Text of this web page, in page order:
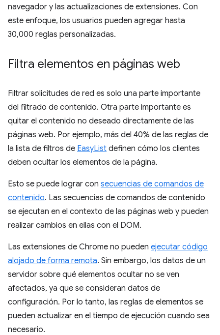
navegador y las actualizaciones de extensiones. Con
este enfoque, los usuarios pueden agregar hasta
30,000 reglas personalizadas.
Filtra elementos en páginas web
Filtrar solicitudes de red es solo una parte importante
del filtrado de contenido. Otra parte importante es
quitar el contenido no deseado directamente de las
páginas web. Por ejemplo, más del 40% de las reglas de
la lista de filtros de EasyList definen cómo los clientes
deben ocultar los elementos de la página.
Esto se puede lograr con secuencias de comandos de
contenido. Las secuencias de comandos de contenido
se ejecutan en el contexto de las páginas web y pueden
realizar cambios en ellas con el DOM.
Las extensiones de Chrome no pueden ejecutar código
alojado de forma remota. Sin embargo, los datos de un
servidor sobre qué elementos ocultar no se ven
afectados, ya que se consideran datos de
configuración. Por lo tanto, las reglas de elementos se
pueden actualizar en el tiempo de ejecución cuando sea
necesario.